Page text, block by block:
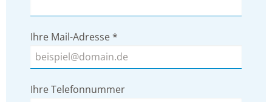
Ihre Mail-Adresse*
Ihre Telefonnummer